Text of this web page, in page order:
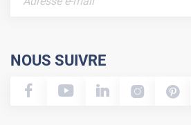
NOUS SUIVRE